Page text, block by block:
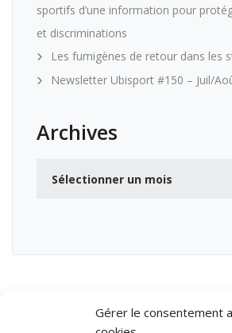
Gérer le consentement
sportifs d’une information pour
et discriminations
Les fumigènes de retour dans les
Newsletter Ubisport #150 – Juil/
Archives